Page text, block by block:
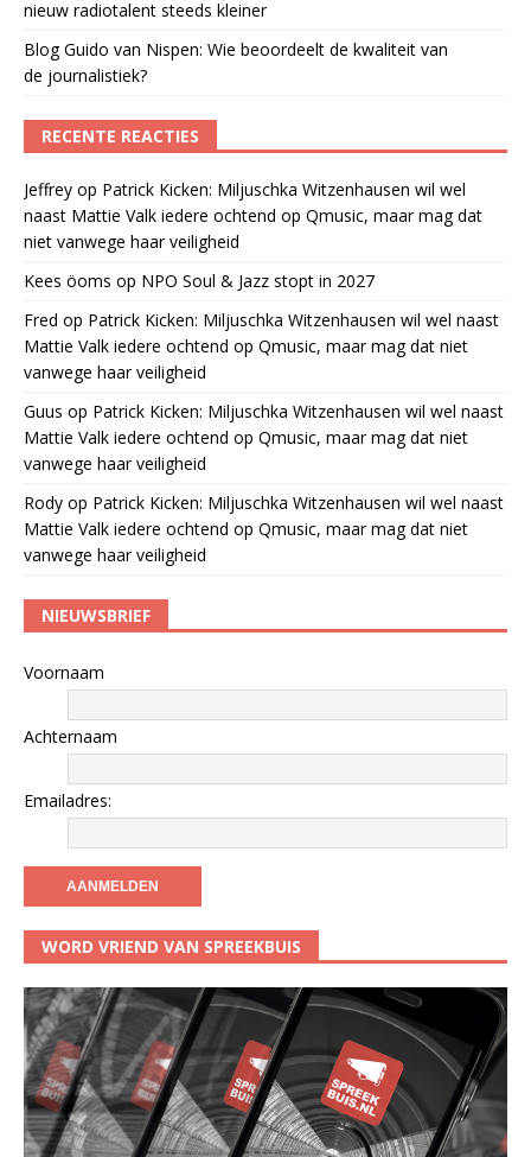
nieuw radiotalent steeds kleiner
Blog Guido van Nispen: Wie beoordeelt de kwaliteit van
de journalistiek?
RECENTE REACTIES
Jeffrey op Patrick Kicken: Miljuschka Witzenhausen wil wel
naast Mattie Valk iedere ochtend op Qmusic, maar mag dat
niet vanwege haar veiligheid
Kees öoms op NPO Soul & Jazz stopt in 2027
Fred op Patrick Kicken: Miljuschka Witzenhausen wil wel naast
Mattie Valk iedere ochtend op Qmusic, maar mag dat niet
vanwege haar veiligheid
Guus op Patrick Kicken: Miljuschka Witzenhausen wil wel naast
Mattie Valk iedere ochtend op Qmusic, maar mag dat niet
vanwege haar veiligheid
Rody op Patrick Kicken: Miljuschka Witzenhausen wil wel naast
Mattie Valk iedere ochtend op Qmusic, maar mag dat niet
vanwege haar veiligheid
NIEUWSBRIEF
Voornaam
Achternaam
Emailadres:
WORD VRIEND VAN SPREEKBUIS